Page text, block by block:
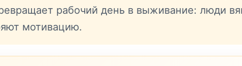
рабочий день в выживание: люди
мотивацию.